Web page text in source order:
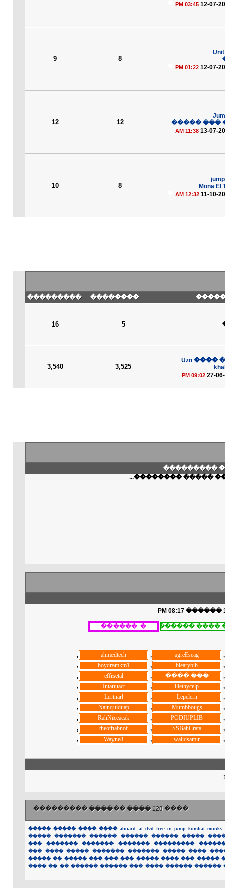
12-07-
03:45 PM
12-07-
01:22 PM
8
9
���� ���
13-07-
11:38 AM
12
12
Mona El
11-10-
12:32 AM
8
10
���
��������
���������
5
16
�����
27-
09:02 PM
3,525
3,540
���
���� �����
, ‏
, ‏
, ‏
, ‏
, ‏
, ‏
, ‏
, ‏
, ‏
, ‏
, ‏
, ‏
, ‏
, ‏
, ‏
, ‏
, ‏
, ‏
, ‏
, ‏
, ‏
, ‏
, ‏
, ‏
, ‏
, ‏
, ‏
���� 120 ���� ������ ���������
aboard at dvd free in jump kombat monks
����
����
�����
�����
�����
������
������
������
�������
�����
���������
�������
�������
�������
���
����
�����
�������
�������
�����
����
���
�����
���
����
�����
���
���
���
�����
��
�����
������
������
����
���
������
������
��
��
����